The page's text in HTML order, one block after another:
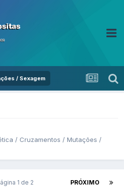
/ Sexagem
/ Cruzamentos / Mutações /
PRÓXIMO
1 de 2